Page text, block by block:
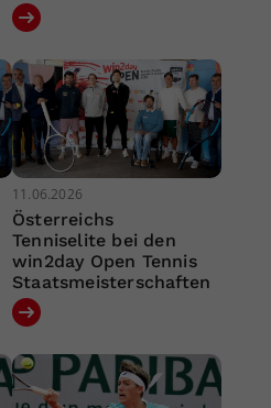
11.06.2026
Österreichs
Tenniselite bei den
win2day Open Tennis
Staatsmeisterschaften